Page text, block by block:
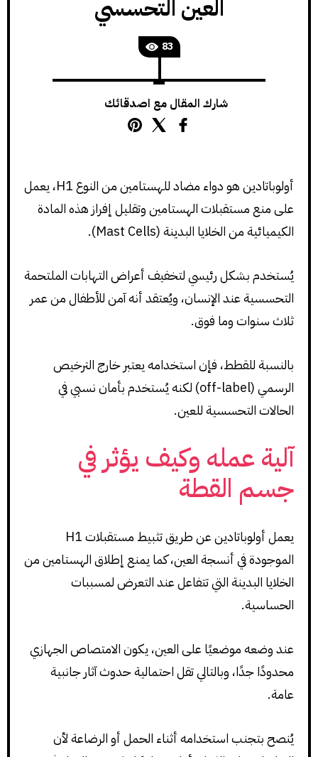
العين التحسسي
83
شارك المقال مع اصدقائك
أولوباتادين هو دواء مضاد للهستامين من النوع H1، يعمل
على منع مستقبلات الهستامين وتقليل إفراز هذه المادة
الكيميائية من الخلايا البدينة (Mast Cells).
يُستخدم بشكل رئيسي لتخفيف أعراض التهابات الملتحمة
التحسسية عند الإنسان، ويُعتقد أنه آمن للأطفال من عمر
ثلاث سنوات وما فوق.
بالنسبة للقطط، فإن استخدامه يعتبر خارج الترخيص
الرسمي (off-label) لكنه يُستخدم بأمان نسبي في
الحالات التحسسية للعين.
آلية عمله وكيف يؤثر في
جسم القطة
يعمل أولوباتادين عن طريق تثبيط مستقبلات H1
الموجودة في أنسجة العين، كما يمنع إطلاق الهستامين من
الخلايا البدينة التي تتفاعل عند التعرض لمسببات
الحساسية.
عند وضعه موضعيًا على العين، يكون الامتصاص الجهازي
محدودًا جدًا، وبالتالي تقل احتمالية حدوث آثار جانبية
عامة.
يُنصح بتجنب استخدامه أثناء الحمل أو الرضاعة لأن